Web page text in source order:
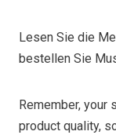
Lesen Sie die
bestellen Sie
Remember, your
product quality,